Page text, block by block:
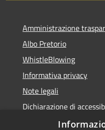
Amministrazione
Albo Pretorio
WhistleBlowing
Informativa privacy
Note legali
Dichiarazione di